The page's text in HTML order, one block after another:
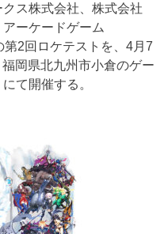
ス株式会社、株式会社
ーケードゲーム
第2回ロケテストを、4月7
岡県北九州市小倉のゲー
て開催する。